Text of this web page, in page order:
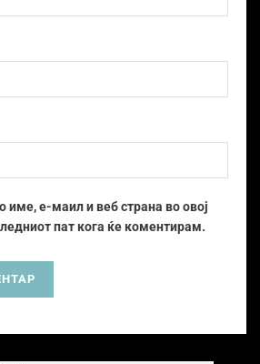
име, е-маил и веб страна во овој
пат кога ќе коментирам.